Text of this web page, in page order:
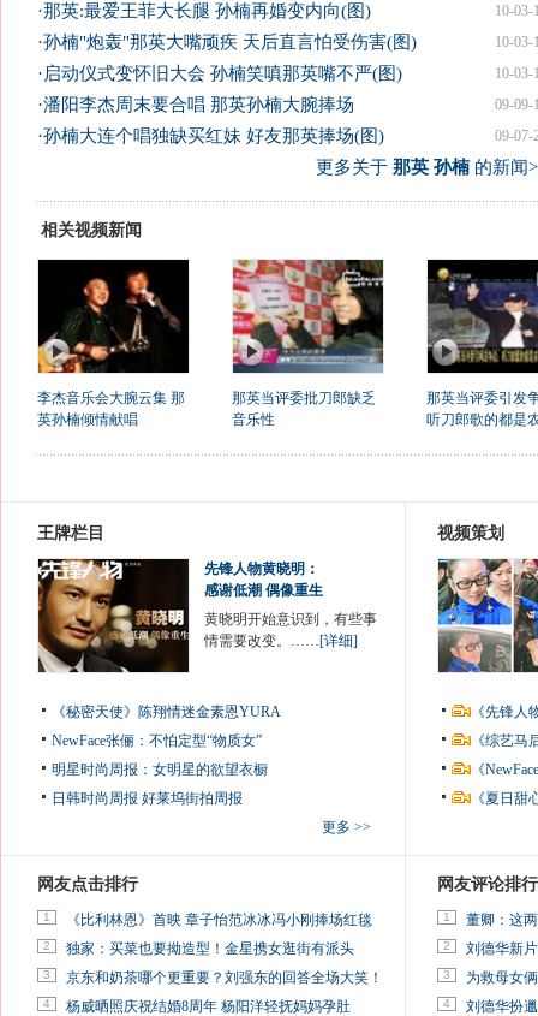
10-03-
·那英:最爱王菲大长腿 孙楠再婚变内向(图)
10-03-
·孙楠"炮轰"那英大嘴顽疾 天后直言怕受伤害(图)
10-03-
·启动仪式变怀旧大会 孙楠笑嗔那英嘴不严(图)
09-09-
·潘阳李杰周末要合唱 那英孙楠大腕捧场
09-07-
·孙楠大连个唱独缺买红妹 好友那英捧场(图)
更多关于 那英 孙楠的新闻
相关视频新闻
李杰音乐会大腕云集 那
英孙楠倾情献唱
那英当评委批刀郎缺乏
音乐性
那英当评委引发
听刀郎歌的都是
王牌栏目
先锋人物黄晓明：
感谢低潮 偶像重生
黄晓明开始意识到，有些事
情需要改变。……[详细]
《秘密天使》陈翔情迷金素恩YURA
NewFace张俪：不怕定型“物质女”
明星时尚周报：女明星的欲望衣橱
日韩时尚周报 好莱坞街拍周报
更多 >>
视频策划
《先锋
《综艺
《
《夏日
网友点击排行
1 《比利林恩》首映 章子怡范冰冰冯小刚捧场红毯
2 独家：买菜也要拗造型！金星携女逛街有派头
3 京东和奶茶哪个更重要？刘强东的回答全场大笑！
4 杨威晒照庆祝结婚8周年 杨阳洋轻抚妈妈孕肚
网友评论排行
1 董卿：这
2 刘德华新
3 为救母女
4 刘德华扮